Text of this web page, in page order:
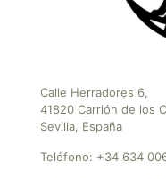
Calle Herradores 6,
41820 Carrión de los
Sevilla, España
Teléfono: +34 634